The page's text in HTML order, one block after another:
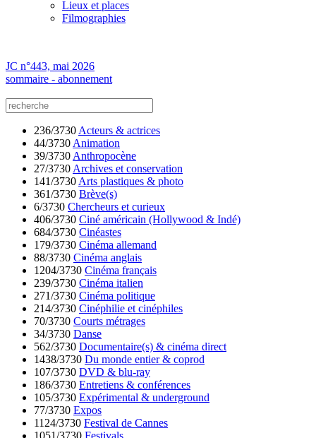
Lieux et places
Filmographies
JC n°443, mai 2026
sommaire - abonnement
236/3730 Acteurs & actrices
44/3730 Animation
39/3730 Anthropocène
27/3730 Archives et conservation
141/3730 Arts plastiques & photo
361/3730 Brève(s)
6/3730 Chercheurs et curieux
406/3730 Ciné américain (Hollywood & Indé)
684/3730 Cinéastes
179/3730 Cinéma allemand
88/3730 Cinéma anglais
1204/3730 Cinéma français
239/3730 Cinéma italien
271/3730 Cinéma politique
214/3730 Cinéphilie et cinéphiles
70/3730 Courts métrages
34/3730 Danse
562/3730 Documentaire(s) & cinéma direct
1438/3730 Du monde entier & coprod
107/3730 DVD & blu-ray
186/3730 Entretiens & conférences
105/3730 Expérimental & underground
77/3730 Expos
1124/3730 Festival de Cannes
1051/3730 Festivals